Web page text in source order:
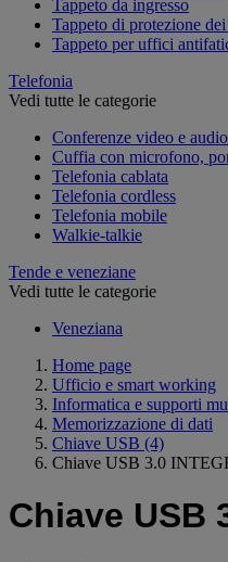
Tappeto da ingresso
Tappeto di protezione
Tappeto per uffici
Telefonia
Vedi tutte le categorie
Conferenze video e audio
Cuffia con microfono,
Telefonia cablata
Telefonia cordless
Telefonia mobile
Walkie-talkie
Tende e veneziane
Vedi tutte le categorie
Veneziana
Home page
Ufficio e smart working
Informatica e supporti
Memorizzazione di dati
Chiave USB (4)
Chiave USB 3.0
Chiave USB